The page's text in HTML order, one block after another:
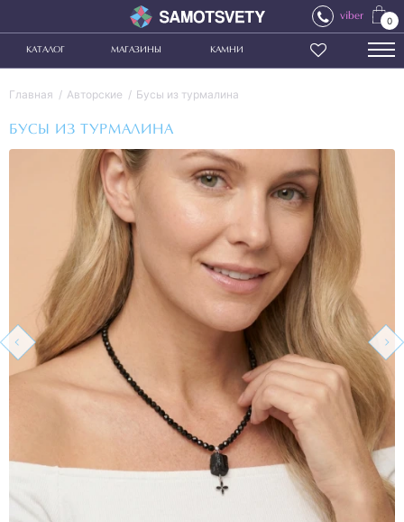
viber 0
КАТАЛОГ МАГАЗИНЫ КАМНИ
Главная Авторские Бусы из турмалина
БУСЫ ИЗ ТУРМАЛИНА